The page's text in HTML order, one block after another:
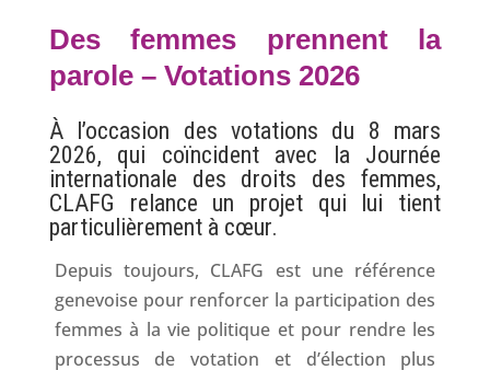
Des femmes prennent la
parole – Votations 2026
À l’occasion des votations du 8 mars
2026, qui coïncident avec la Journée
internationale des droits des femmes,
CLAFG relance un projet qui lui tient
particulièrement à cœur.
Depuis toujours, CLAFG est une référence
genevoise pour renforcer la participation des
femmes à la vie politique et pour rendre les
processus de votation et d’élection plus